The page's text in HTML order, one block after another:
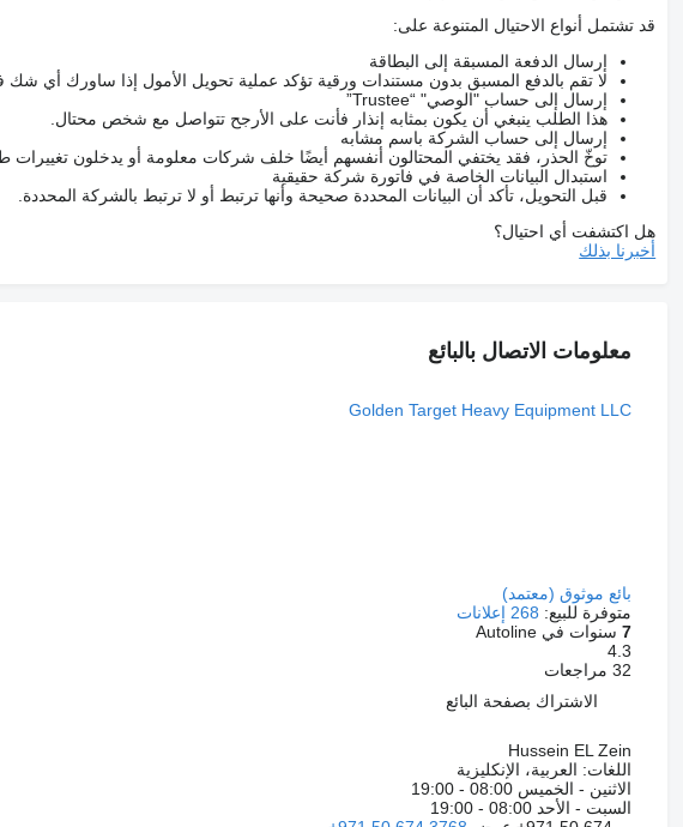
قد تشتمل أنواع الاحتيال المتنوعة على:
إرسال الدفعة المسبقة إلى البطاقة
لا تقم بالدفع المسبق بدون مستندات ورقية تؤكد عملية تحويل الأمول إذا ساورك أي شك
إرسال إلى حساب "الوصي" “Trustee”
هذا الطلب ينبغي أن يكون بمثابه إنذار فأنت على الأرجح تتواصل مع شخص محتال.
إرسال إلى حساب الشركة باسم مشابه
توخّ الحذر، فقد يختفي المحتالون أنفسهم أيضًا خلف شركات معلومة أو يدخلون
استبدال البيانات الخاصة في فاتورة شركة حقيقية
قبل التحويل، تأكد أن البيانات المحددة صحيحة وأنها ترتبط أو لا ترتبط بالشركة المحددة.
هل اكتشفت أي احتيال؟
أخبرنا بذلك
معلومات الاتصال بالبائع
Golden Target Heavy Equipment LLC
بائع موثوق (معتمد)
متوفرة للبيع: 268 إعلانات
7سنوات في Autoline
4.3
32 مراجعات
الاشتراك بصفحة البائع
Hussein EL Zein
اللغات: العربية، الإنكليزية
الاثنين - الخميس 08:00 - 19:00
السبت - الأحد 08:00 - 19:00